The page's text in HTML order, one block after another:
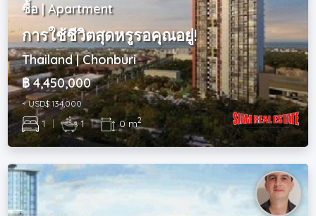
ซื้อ | Apartment
การใช้ชีวิตสุดหรูรอคุณอยู่!
Thailand | Chonburi
฿ 4,450,000
~ USD$ 134,000
1 | 1 | 0 m2